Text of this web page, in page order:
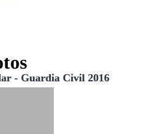
- Guardia Civil 2016